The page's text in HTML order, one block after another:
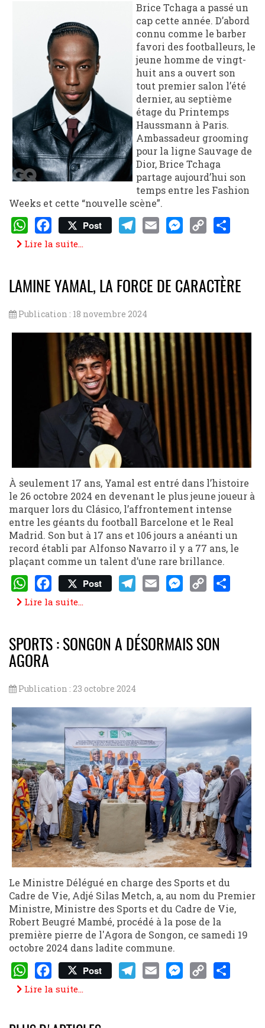
Brice Tchaga a passé un
cap cette année. D’abord
connu comme le barber
favori des footballeurs, le
jeune homme de vingt-
huit ans a ouvert son
tout premier salon l’été
dernier, au septième
étage du Printemps
Haussmann à Paris.
Ambassadeur grooming
pour la ligne Sauvage de
Dior, Brice Tchaga
partage aujourd’hui son
temps entre les Fashion
Weeks et cette “nouvelle scène”.
WhatsApp
Facebook
Post
Lire la suite...
LAMINE YAMAL, LA FORCE DE CARACTÈRE
Publication : 18 novembre 2024
À seulement 17 ans, Yamal est entré dans l’histoire
le 26 octobre 2024 en devenant le plus jeune joueur à
marquer lors du Clásico, l’affrontement intense
entre les géants du football Barcelone et le Real
Madrid. Son but à 17 ans et 106 jours a anéanti un
record établi par Alfonso Navarro il y a 77 ans, le
plaçant comme un talent d’une rare brillance.
WhatsApp
Facebook
Post
Lire la suite...
SPORTS : SONGON A DÉSORMAIS SON
AGORA
Publication : 23 octobre 2024
Le Ministre Délégué en charge des Sports et du
Cadre de Vie, Adjé Silas Metch, a, au nom du Premier
Ministre, Ministre des Sports et du Cadre de Vie,
Robert Beugré Mambé, procédé à la pose de la
première pierre de l'Agora de Songon, ce samedi 19
octobre 2024 dans ladite commune.
WhatsApp
Facebook
Post
Lire la suite...